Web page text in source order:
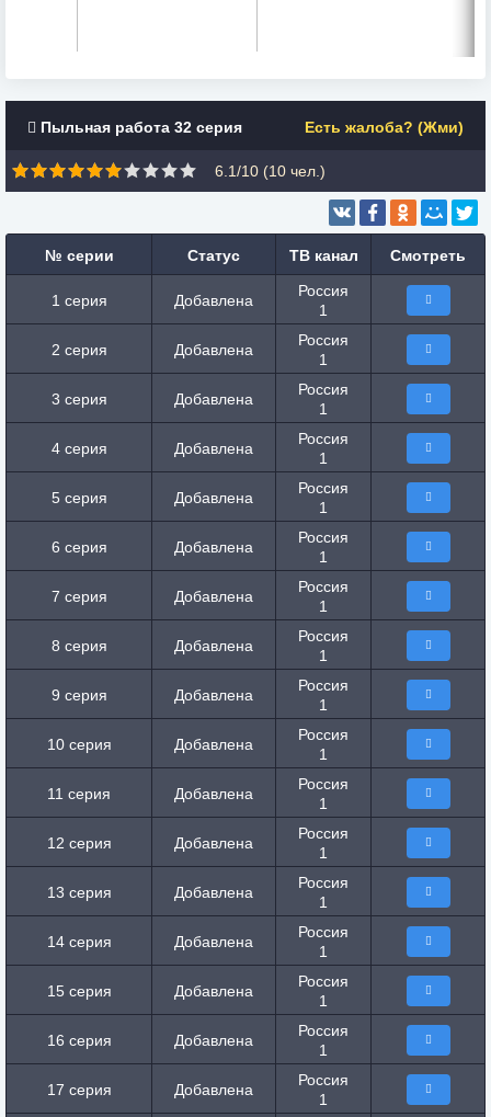
Пыльная работа 32 серия Есть жалоба? (Жми)
6.1/10 (10 чел.)
№ серии Статус ТВ канал Смотреть
1 серия Добавлена
Россия
1
2 серия Добавлена
Россия
1
3 серия Добавлена
Россия
1
4 серия Добавлена
Россия
1
5 серия Добавлена
Россия
1
6 серия Добавлена
Россия
1
7 серия Добавлена
Россия
1
8 серия Добавлена
Россия
1
9 серия Добавлена
Россия
1
10 серия Добавлена
Россия
1
11 серия Добавлена
Россия
1
12 серия Добавлена
Россия
1
13 серия Добавлена
Россия
1
14 серия Добавлена
Россия
1
15 серия Добавлена
Россия
1
16 серия Добавлена
Россия
1
17 серия Добавлена
Россия
1